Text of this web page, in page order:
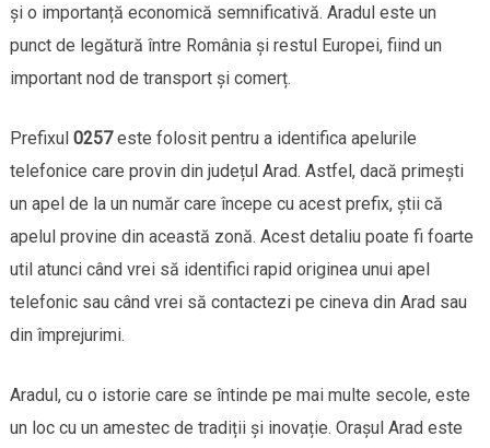
și o importanță economică semnificativă. Aradul este un
punct de legătură între România și restul Europei, fiind un
important nod de transport și comerț.
Prefixul 0257este folosit pentru a identifica apelurile
telefonice care provin din județul Arad. Astfel, dacă primești
un apel de la un număr care începe cu acest prefix, știi că
apelul provine din această zonă. Acest detaliu poate fi foarte
util atunci când vrei să identifici rapid originea unui apel
telefonic sau când vrei să contactezi pe cineva din Arad sau
din împrejurimi.
Aradul, cu o istorie care se întinde pe mai multe secole, este
un loc cu un amestec de tradiții și inovație. Orașul Arad este